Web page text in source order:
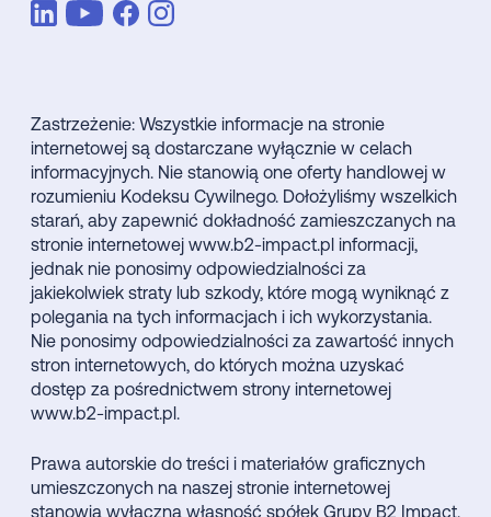
Zastrzeżenie: Wszystkie informacje na stronie
internetowej są dostarczane wyłącznie w celach
informacyjnych. Nie stanowią one oferty handlowej w
rozumieniu Kodeksu Cywilnego. Dołożyliśmy wszelkich
starań, aby zapewnić dokładność zamieszczanych na
stronie internetowej www.b2-impact.pl informacji,
jednak nie ponosimy odpowiedzialności za
jakiekolwiek straty lub szkody, które mogą wyniknąć z
polegania na tych informacjach i ich wykorzystania.
Nie ponosimy odpowiedzialności za zawartość innych
stron internetowych, do których można uzyskać
dostęp za pośrednictwem strony internetowej
www.b2-impact.pl.
Prawa autorskie do treści i materiałów graficznych
umieszczonych na naszej stronie internetowej
stanowią wyłączną własność spółek Grupy B2 Impact.